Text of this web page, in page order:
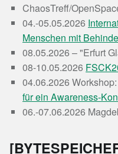
ChaosTreff/
04.-05.05.2026
Menschen mit
08.05.2026 – "Erfurt
08-10.05.2026
04.06.2026
für ein Awareness-
06.-07.06.2026